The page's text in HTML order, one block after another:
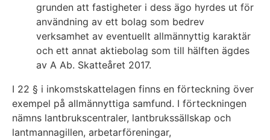
grunden att fastigheter i dess ägo hyrdes ut för
användning av ett bolag som bedrev
verksamhet av eventuellt allmännyttig karaktär
och ett annat aktiebolag som till hälften ägdes
av A Ab. Skatteåret 2017.
I 22 § i inkomstskattelagen finns en förteckning över
exempel på allmännyttiga samfund. I förteckningen
nämns lantbrukscentraler, lantbrukssällskap och
lantmannagillen, arbetarföreningar,